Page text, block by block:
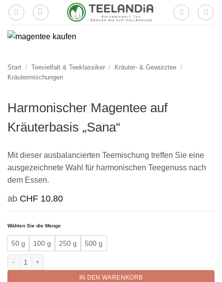
Zum
Inhalt
springen
Start / Teevielfalt & Teeklassiker / Kräuter- & Gewürztee /
Kräutermischungen
Harmonischer Magentee auf
Kräuterbasis „Sana“
Mit dieser ausbalancierten Teemischung treffen Sie eine
ausgezeichnete Wahl für harmonischen Teegenuss nach
dem Essen.
ab CHF 10.80
Wählen Sie die Menge
50 g 100 g 250 g 500 g
IN DEN WARENKORB